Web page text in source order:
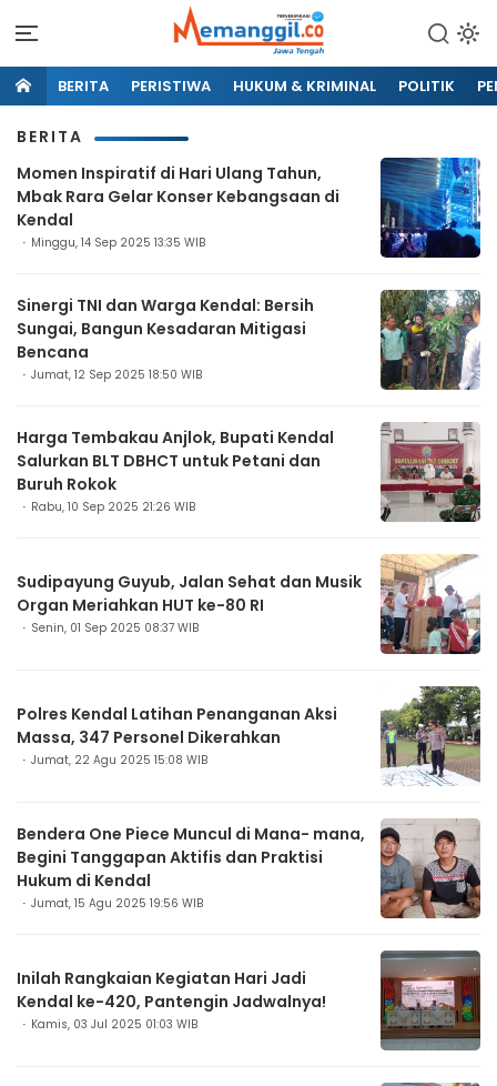
BERITA PERISTIWA HUKUM & KRIMINAL POLITIK
BERITA
Momen Inspiratif di Hari Ulang Tahun,
Mbak Rara Gelar Konser Kebangsaan di
Kendal
Minggu, 14 Sep 2025 13:35 WIB
Sinergi TNI dan Warga Kendal: Bersih
Sungai, Bangun Kesadaran Mitigasi
Bencana
Jumat, 12 Sep 2025 18:50 WIB
Harga Tembakau Anjlok, Bupati Kendal
Salurkan BLT DBHCT untuk Petani dan
Buruh Rokok
Rabu, 10 Sep 2025 21:26 WIB
Sudipayung Guyub, Jalan Sehat dan Musik
Organ Meriahkan HUT ke-80 RI
Senin, 01 Sep 2025 08:37 WIB
Polres Kendal Latihan Penanganan Aksi
Massa, 347 Personel Dikerahkan
Jumat, 22 Agu 2025 15:08 WIB
Bendera One Piece Muncul di Mana- mana,
Begini Tanggapan Aktifis dan Praktisi
Hukum di Kendal
Jumat, 15 Agu 2025 19:56 WIB
Inilah Rangkaian Kegiatan Hari Jadi
Kendal ke-420, Pantengin Jadwalnya!
Kamis, 03 Jul 2025 01:03 WIB